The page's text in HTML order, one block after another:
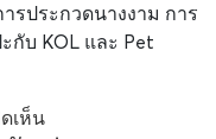
รประกวดนางงาม การ
กับ KOL และ Pet
เห็น